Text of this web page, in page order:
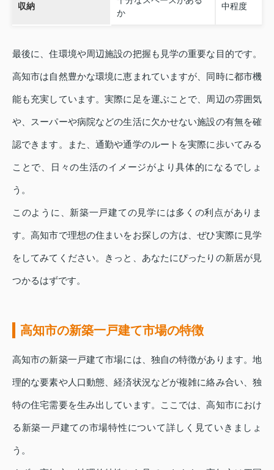
収納
か
中程度
最後に、住環境や周辺施設の把握も見学の重要な目的です。
高知市は自然豊かな環境に恵まれていますが、同時に都市機
能も充実しています。実際に足を運ぶことで、周辺の雰囲気
や、スーパーや病院などの生活に欠かせない施設の有無を確
認できます。また、通勤や通学のルートを実際に歩いてみる
ことで、日々の生活のイメージがより具体的になるでしょ
う。
このように、新築一戸建ての見学には多くの利点がありま
す。高知市で理想の住まいをお探しの方は、ぜひ実際に見学
をしてみてください。きっと、あなたにぴったりの新居が見
つかるはずです。
高知市の新築一戸建て市場の特徴
高知市の新築一戸建て市場には、独自の特徴があります。地
理的な要素や人口動態、経済状況などが複雑に絡み合い、独
特の住宅需要を生み出しています。ここでは、高知市におけ
る新築一戸建ての市場特性について詳しく見ていきましょ
う。